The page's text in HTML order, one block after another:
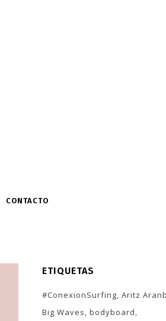
CONTACTO
ETIQUETAS
#ConexionSurfing Aritz
Big Waves bodyboard